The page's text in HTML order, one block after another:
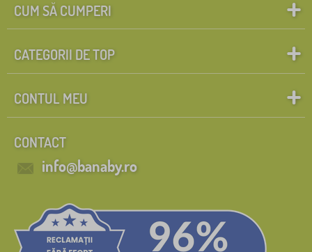
CUM SĂ CUMPERI
CATEGORII DE TOP
CONTUL MEU
CONTACT
info@banaby.ro